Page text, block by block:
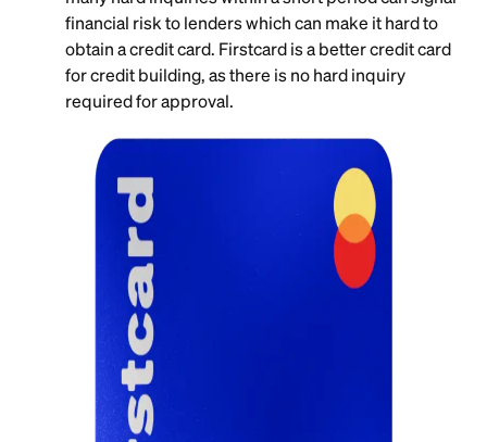
financial risk to lenders which can make it hard to
obtain a credit card. Firstcard is a better credit card
for credit building, as there is no hard inquiry
required for approval.